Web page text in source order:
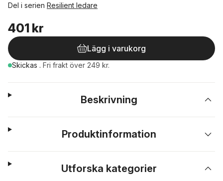
Del i serien Resilient ledare
401 kr
Lägg i varukorg
Skickas . Fri frakt över 249 kr.
Beskrivning
Produktinformation
Utforska kategorier